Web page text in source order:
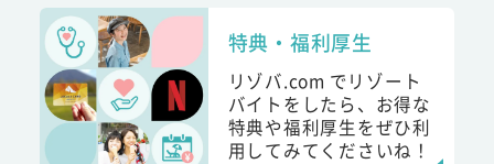
特典・福利厚生
リゾバ.com でリゾート
バイトをしたら、お得な
特典や福利厚生をぜひ利
用してみてくださいね！